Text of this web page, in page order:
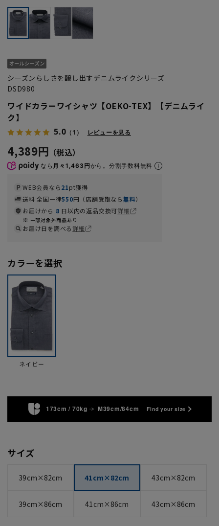
シーズンらしさを醸し出すデニムライクシリーズ
DSD980
ワイドカラーワイシャツ【OEKO-TEX】【デニムライ
ク】
5.0 （1） レビューを見る
4,389円
なら 月々1,463円から。分割手数料無料
WEB会員なら21pt獲得
送料 全国一律550円（店舗受取なら無料）
お届けから 8 日以内の返品交換可詳細
一部対象外商品あり
お届け日を調べる詳細
カラーを選択
ネイビー
173cm / 70kg M39cm/84cm Find your size
サイズ
39cm×82cm 41cm×82cm 43cm×82cm
39cm×86cm 41cm×86cm 43cm×86cm